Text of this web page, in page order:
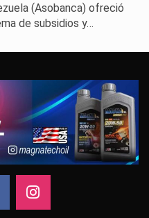
(Asobanca) ofreció
de subsidios y…